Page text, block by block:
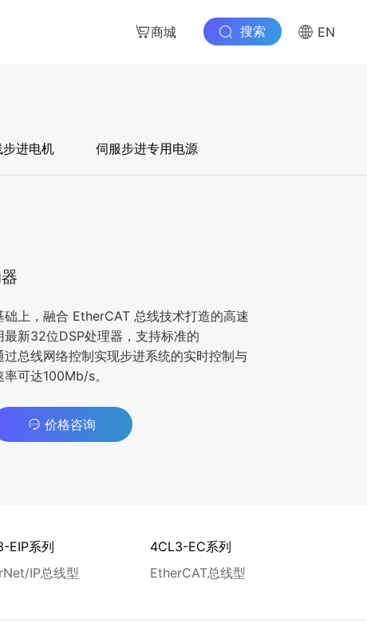
商城 搜索 EN
步进电机 伺服步进专用电源
上，融合 EtherCAT 总线技术打造的高速
新32位DSP处理器，支持标准的
总线网络控制实现步进系统的实时控制与
可达100Mb/s。
价格咨询
EIP系列
IP总线型
4CL3-EC系列
EtherCAT总线型